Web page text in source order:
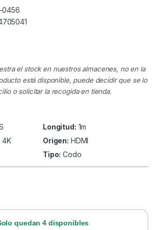
0456
el stock en nuestros almacenes, no en la
está disponible, puede decidir que se lo
o solicitar la recogida en tienda.
Longitud: 1m
4K Origen: HDMI
Tipo: Codo
quedan 4 disponibles